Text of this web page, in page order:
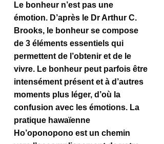
Le bonheur n’est pas une
émotion. D’après le Dr Arthur C.
Brooks, le bonheur se compose
de 3 éléments essentiels qui
permettent de l’obtenir et de le
vivre. Le bonheur peut parfois être
intensément présent et à d’autres
moments plus léger, d’où la
confusion avec les émotions. La
pratique hawaïenne
Ho’oponopono est un chemin